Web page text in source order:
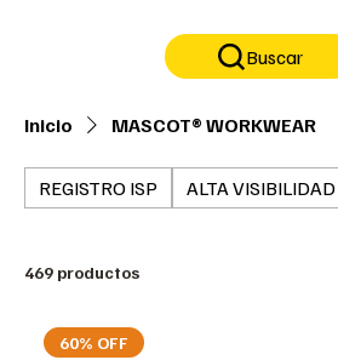
Buscar
Inicio MASCOT® WORKWEAR
REGISTRO ISP ALTA VISIBILIDAD
469 productos
60% OFF